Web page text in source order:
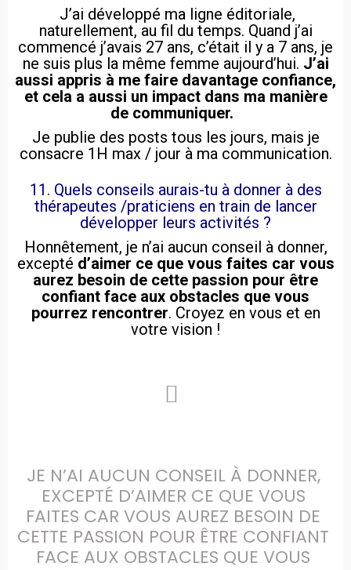
J’ai développé ma ligne éditoriale,
naturellement, au fil du temps. Quand j’ai
commencé j’avais 27 ans, c’était il y a 7 ans, je
ne suis plus la même femme aujourd’hui. J’ai
aussi appris à me faire davantage confiance,
et cela a aussi un impact dans ma manière
de communiquer.
Je publie des posts tous les jours, mais je
consacre 1H max / jour à ma communication.
11. Quels conseils aurais-tu à donner à des
thérapeutes /praticiens en train de lancer
développer leurs activités ?
Honnêtement, je n’ai aucun conseil à donner,
excepté d’aimer ce que vous faites car vous
aurez besoin de cette passion pour être
confiant face aux obstacles que vous
pourrez rencontrer. Croyez en vous et en
votre vision !
JE N’AI AUCUN CONSEIL À DONNER,
EXCEPTÉ D’AIMER CE QUE VOUS
FAITES CAR VOUS AUREZ BESOIN DE
CETTE PASSION POUR ÊTRE CONFIANT
FACE AUX OBSTACLES QUE VOUS